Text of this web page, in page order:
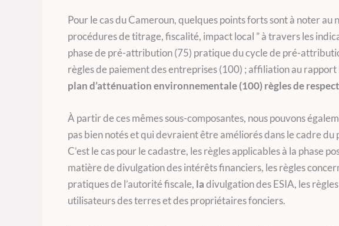
Pour le cas du Cameroun, quelques points forts sont à noter au
procédures de titrage, fiscalité, impact local ” à travers les
phase de pré-attribution (75) pratique du cycle de pré-
règles de paiement des entreprises (100) ; affiliation au rapport
plan d’atténuation environnementale (100) règles de
À partir de ces mêmes sous-composantes, nous pouvons
pas bien notés et qui devraient être améliorés dans le cadre du
C’est le cas pour le cadastre, les règles applicables à la phase
matière de divulgation des intérêts financiers, les règles
pratiques de l’autorité fiscale, ladivulgation des ESIA, les
utilisateurs des terres et des propriétaires fonciers.